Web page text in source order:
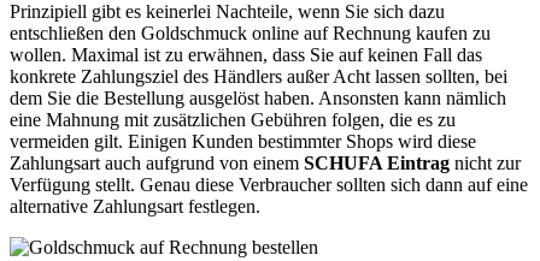
Prinzipiell gibt es keinerlei Nachteile, wenn Sie sich dazu
entschließen den Goldschmuck online auf Rechnung kaufen zu
wollen. Maximal ist zu erwähnen, dass Sie auf keinen Fall das
konkrete Zahlungsziel des Händlers außer Acht lassen sollten, bei
dem Sie die Bestellung ausgelöst haben. Ansonsten kann nämlich
eine Mahnung mit zusätzlichen Gebühren folgen, die es zu
vermeiden gilt. Einigen Kunden bestimmter Shops wird diese
Zahlungsart auch aufgrund von einem SCHUFA Eintrag nicht zur
Verfügung stellt. Genau diese Verbraucher sollten sich dann auf eine
alternative Zahlungsart festlegen.